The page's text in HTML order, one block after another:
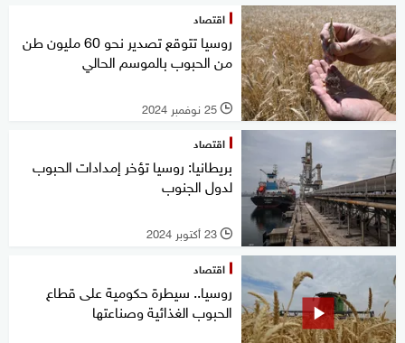
اقتصاد
روسيا تتوقع تصدير نحو 60 مليون طن
من الحبوب بالموسم الحالي
l 25 نوفمبر 2024
اقتصاد
بريطانيا: روسيا تؤخر إمدادات الحبوب
لدول الجنوب
l 23 أكتوبر 2024
اقتصاد
روسيا.. سيطرة حكومية على قطاع
الحبوب الغذائية وصناعتها